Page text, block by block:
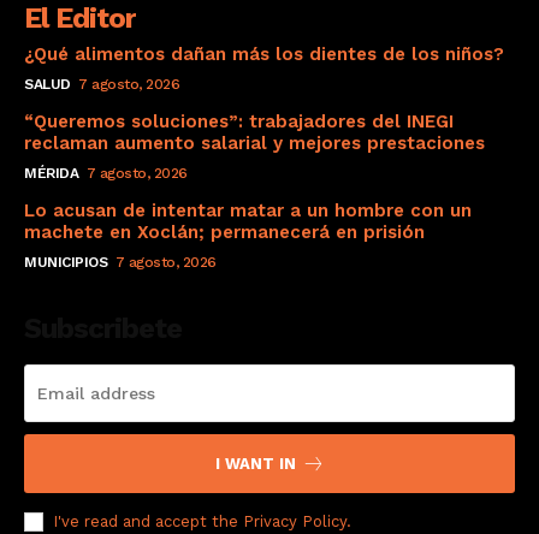
El Editor
¿Qué alimentos dañan más los dientes de los niños?
SALUD 7 agosto, 2026
“Queremos soluciones”: trabajadores del INEGI
reclaman aumento salarial y mejores prestaciones
MÉRIDA 7 agosto, 2026
Lo acusan de intentar matar a un hombre con un
machete en Xoclán; permanecerá en prisión
MUNICIPIOS 7 agosto, 2026
I WANT IN
I've read and accept the Privacy Policy.